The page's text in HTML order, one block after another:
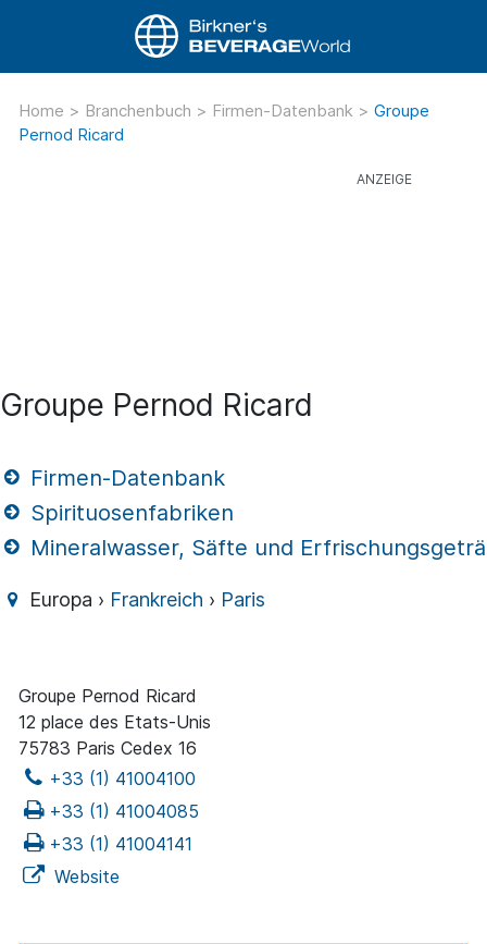
Home > Branchenbuch > Firmen-Datenbank > Groupe
Pernod Ricard
Groupe Pernod Ricard
Firmen-Datenbank
Spirituosenfabriken
Mineralwasser, Säfte und
Europa › Frankreich › Paris
Groupe Pernod Ricard
12 place des Etats-Unis
75783 Paris Cedex 16
+33 (1) 41004100
+33 (1) 41004085
+33 (1) 41004141
Website